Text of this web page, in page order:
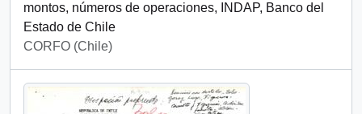
montos, números de operaciones, INDAP, Banco del
Estado de Chile
CORFO (Chile)